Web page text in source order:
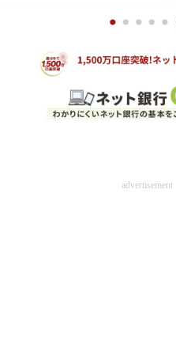
advertisement